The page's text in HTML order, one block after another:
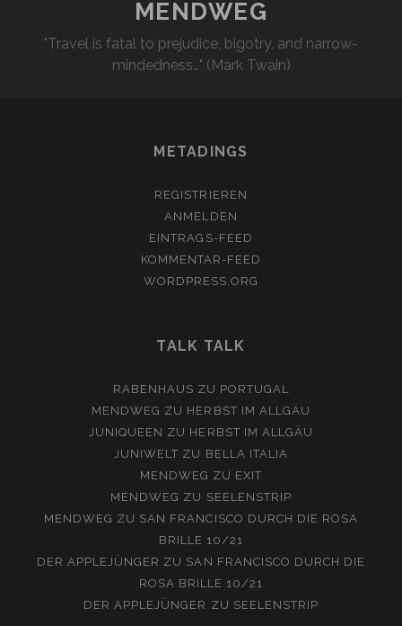
MENDWEG
"Travel is fatal to prejudice, bigotry, and narrow-
mindedness…" (Mark Twain)
METADINGS
REGISTRIEREN
ANMELDEN
EINTRAGS-FEED
KOMMENTAR-FEED
WORDPRESS.ORG
TALK TALK
RABENHAUS ZU PORTUGAL
MENDWEG ZU HERBST IM ALLGÄU
JUNIQUEEN ZU HERBST IM ALLGÄU
JUNIWELT ZU BELLA ITALIA
MENDWEG ZU EXIT
MENDWEG ZU SEELENSTRIP
MENDWEG ZU SAN FRANCISCO DURCH DIE ROSA
BRILLE 10/21
DER APPLEJÜNGER ZU SAN FRANCISCO DURCH DIE
ROSA BRILLE 10/21
DER APPLEJÜNGER ZU SEELENSTRIP